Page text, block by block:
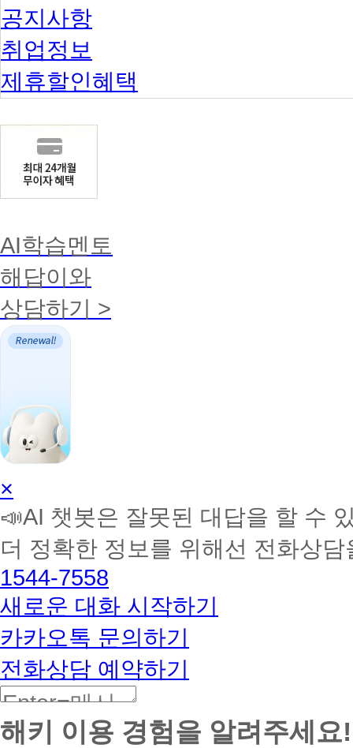
공지사항
취업정보
제휴할인혜택
AI학습멘토
해답이와
상담하기 >
AI
학
습
토
커
BETA
×
📣AI 챗봇은 잘못된 대답을 할 수
더 정확한 정보를 위해선 전화상
1544-7558
새로운 대화 시작하기
카카오톡 문의하기
전화상담 예약하기
해키 이용 경험을 알려주세요!